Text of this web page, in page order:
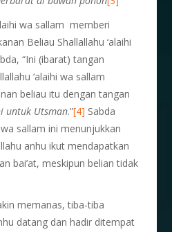
wa sallam memberi
Beliau Shallallahu ‘alaihi
“Ini (ibarat) tangan
‘alaihi wa sallam
beliau itu dengan tangan
untuk Utsman.”[4] Sabda
sallam ini menunjukkan
anhu ikut mendapatkan
bai’at, meskipun belian tidak
memanas, tiba-tiba
datang dan hadir ditempat